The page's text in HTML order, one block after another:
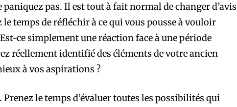
pas. Il est tout à fait normal de changer d’avis
temps de réfléchir à ce qui vous pousse à vouloir
ce simplement une réaction face à une période
réellement identifié des éléments de votre ancien
à vos aspirations ?
le temps d’évaluer toutes les possibilités qui